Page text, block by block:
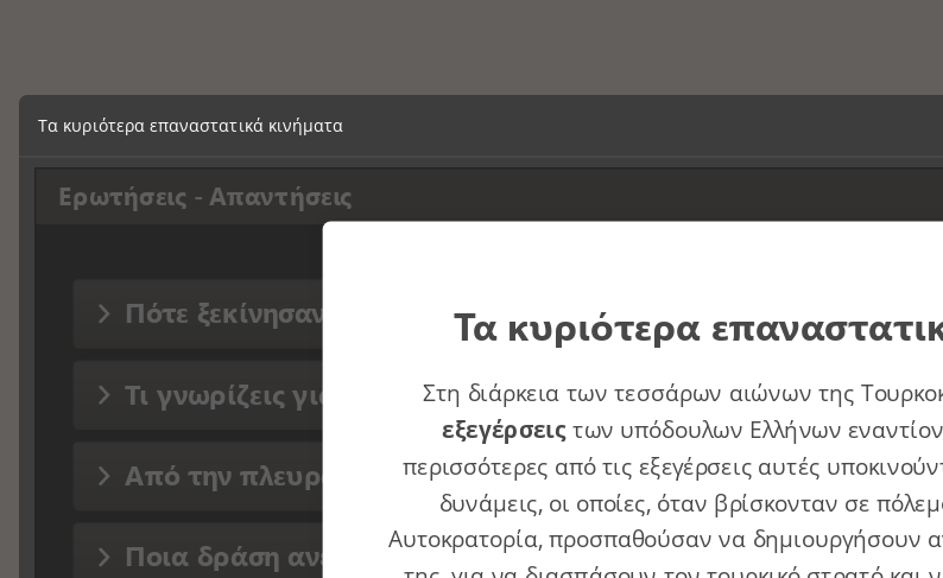
Τα κυριότερα επαναστατικά κινήματα
Ερωτήσεις - Απαντήσεις
Πότε ξεκίνησαν οι προσπάθειες για απελευθέρωση και από
Τι γνωρίζεις για την δράση του Μητροπολίτη Λαρίσης
Από την πλευρά των Βενετών ποια προσπάθεια έγινε;
Ποια δράση ανέλαβε η Ρωσία;
Τα κυριότερα
Στη διάρκεια των τεσσάρων αιώνων της
εξεγέρσεις των υπόδουλων Ελλήνων
περισσότερες από τις εξεγέρσεις αυτές
δυνάμεις, οι οποίες, όταν βρίσκονταν σε
Αυτοκρατορία, προσπαθούσαν να δημιουργήσουν